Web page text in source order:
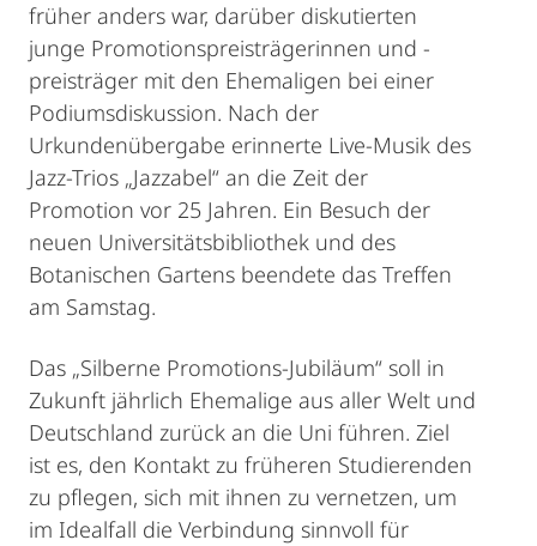
früher anders war, darüber diskutierten
junge Promotionspreisträgerinnen und -
preisträger mit den Ehemaligen bei einer
Podiumsdiskussion. Nach der
Urkundenübergabe erinnerte Live-Musik des
Jazz-Trios „Jazzabel“ an die Zeit der
Promotion vor 25 Jahren. Ein Besuch der
neuen Universitätsbibliothek und des
Botanischen Gartens beendete das Treffen
am Samstag.
Das „Silberne Promotions-Jubiläum“ soll in
Zukunft jährlich Ehemalige aus aller Welt und
Deutschland zurück an die Uni führen. Ziel
ist es, den Kontakt zu früheren Studierenden
zu pflegen, sich mit ihnen zu vernetzen, um
im Idealfall die Verbindung sinnvoll für